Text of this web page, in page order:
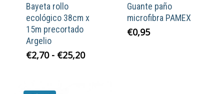
Bayeta rollo
ecológico 38cm x
15m precortado
Argelio
€2,70 - €25,20Rango
Guante paño
microfibra PAMEX
€0,95